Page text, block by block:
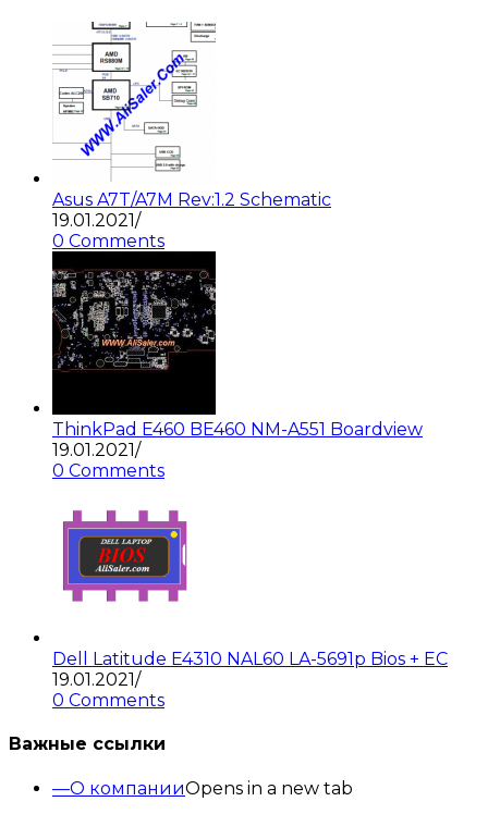
Asus A7T/A7M Rev:1.2 Schematic
19.01.2021/
0 Comments
ThinkPad E460 BE460 NM-A551 Boardview
19.01.2021/
0 Comments
Dell Latitude E4310 NAL60 LA-5691p Bios + EC
19.01.2021/
0 Comments
Важные ссылки
О компанииOpens in a new tab